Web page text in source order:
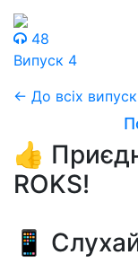
48
Випуск 4
← До всіх
👍
ROKS!
📱